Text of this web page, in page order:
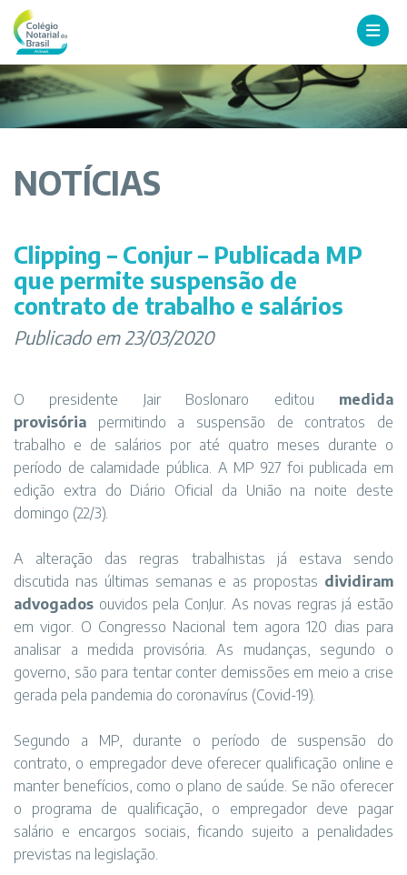
NOTÍCIAS
Clipping – Conjur – Publicada MP
que permite suspensão de
contrato de trabalho e salários
Publicado em 23/03/2020
O presidente Jair Boslonaro editou medida
provisória permitindo a suspensão de contratos de
trabalho e de salários por até quatro meses durante o
período de calamidade pública. A MP 927 foi publicada em
edição extra do Diário Oficial da União na noite deste
domingo (22/3).
A alteração das regras trabalhistas já estava sendo
discutida nas últimas semanas e as propostas dividiram
advogados ouvidos pela ConJur. As novas regras já estão
em vigor. O Congresso Nacional tem agora 120 dias para
analisar a medida provisória. As mudanças, segundo o
governo, são para tentar conter demissões em meio a crise
gerada pela pandemia do coronavírus (Covid-19).
Segundo a MP, durante o período de suspensão do
contrato, o empregador deve oferecer qualificação online e
manter benefícios, como o plano de saúde. Se não oferecer
o programa de qualificação, o empregador deve pagar
salário e encargos sociais, ficando sujeito a penalidades
previstas na legislação.